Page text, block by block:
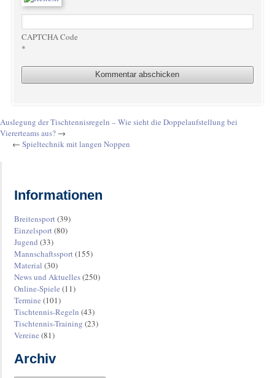
CAPTCHA Code
*
Auslegung der Tischtennisregeln – Wie sieht die Doppelaufstellung bei
Viererteams aus? →
← Spieltechnik mit langen Noppen
Informationen
Breitensport(39)
Einzelsport(80)
Jugend (33)
Mannschaftssport(155)
Material (30)
News und Aktuelles(250)
Online-Spiele (11)
Termine (101)
Tischtennis-Regeln (43)
Tischtennis-Training (23)
Vereine (81)
Archiv